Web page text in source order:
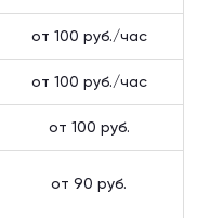
от 100 руб./час
от 100 руб./час
от 100 руб.
от 90 руб.